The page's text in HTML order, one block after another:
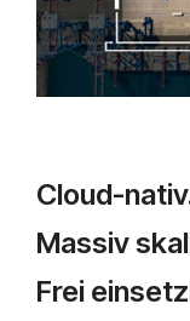
Cloud-
Massiv
Frei